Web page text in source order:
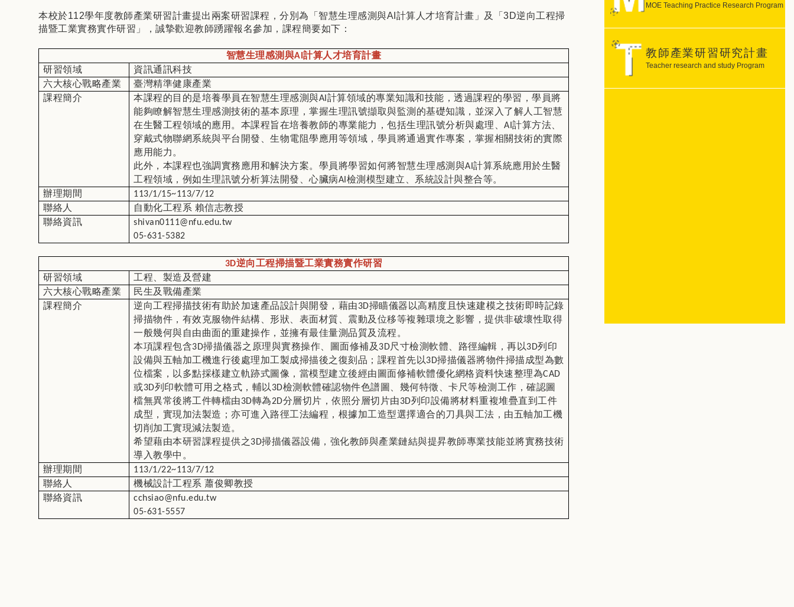
本校於112學年度教師產業研習計畫提出兩案研習課程，分別為「智慧生理感測與AI計算人才培育計畫」及「3D逆向工程掃
描暨工業實務實作研習」，誠摯歡迎教師踴躍報名參加，課程簡要如下：
智慧生理感測與AI計算人才培育計畫
研習領域
資訊通訊科技
六大核心戰略產業
臺灣精準健康產業
課程簡介
本課程的目的是培養學員在智慧生理感測與AI 計算領域的專業知識和技能，透過課程的學習，學員將
能夠瞭解智慧生理感測技術的基本原理，掌握生理訊號擷取與監測的基礎知識，並深入了解人工智慧
在生醫工程領域的應用。本課程旨在培養教師的專業能力，包括生理訊號分析與處理、AI計算方法、
穿戴式物聯網系統與平台開發、生物電阻學應用等領域，學員將通過實作專案，掌握相關技術的實際
應用能力。
此外，本課程也強調實務應用和解決方案。學員將學習如何將智慧生理感測與AI計算系統應用於生醫
工程領域，例如生理訊號分析算法開發、心臟病AI 檢測模型建立、系統設計與整合等。
辦理期間
113/1/15~113/7/12
聯絡人
自動化工程系 賴信志教授
聯絡資訊
shivan0111@nfu.edu.tw
05-631-5382
3D逆向工程掃描暨工業實務實作研習
研習領域
工程、製造及營建
六大核心戰略產業
民生及戰備產業
課程簡介
逆向工程掃描技術有助於加速產品設計與開發，藉由3D掃瞄儀器以高精度且快速建模之技術即時記錄
掃描物件，有效克服物件結構、形狀、表面材質、震動及位移等複雜環境之影響，提供非破壞性取得
一般幾何與自由曲面的重建操作，並擁有最佳量測品質及流程。
本項課程包含3D掃描儀器之原理與實務操作、圖面修補及 3D尺寸檢測軟體、路徑編輯，再以3D列印
設備與五軸加工機進行後處理加工製成掃描後之復刻品；課程首先以3D掃描儀器將物件掃描成型為數
位檔案，以多點採樣建立軌跡式圖像，當模型建立後經由圖面修補軟體優化網格資料快速整理為CAD
或3D列印軟體可用之格式，輔以3D檢測軟體確認物件色譜圖、幾何特徵、卡尺等檢測工作，確認圖
檔無異常後將工件轉檔由3D轉為2D分層切片，依照分層切片由3D列印設備將材料重複堆疊直到工件
成型，實現加法製造；亦可進入路徑工法編程，根據加工造型選擇適合的刀具與工法，由五軸加工機
切削加工實現減法製造。
希望藉由本研習課程提供之3D掃描儀器設備，強化教師與產業鏈結與提昇教師專業技能並將實務技術
導入教學中。
辦理期間
113/1/22~113/7/12
聯絡人
機械設計工程系 蕭俊卿教授
聯絡資訊
cchsiao@nfu.edu.tw
05-631-5557
MOE Teaching Practice Research Program
教師產業研習研究計畫
Teacher research and study Program